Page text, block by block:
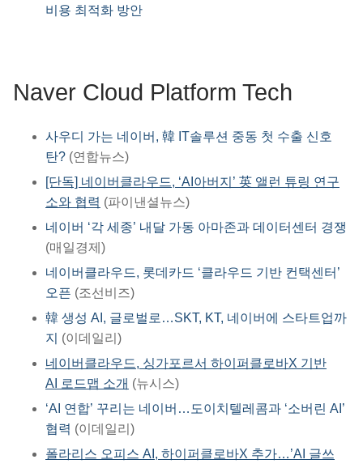
비용 최적화 방안
Naver Cloud Platform Tech
사우디 가는 네이버, 韓 IT솔루션 중동 첫 수출 신호
탄? (연합뉴스)
[단독] 네이버클라우드, ‘AI아버지’ 英 앨런 튜링 연구
소와 협력 (파이낸셜뉴스)
네이버 ‘각 세종’ 내달 가동 아마존과 데이터센터 경쟁
(매일경제)
네이버클라우드, 롯데카드 ‘클라우드 기반 컨택센터’
오픈 (조선비즈)
韓 생성 AI, 글로벌로…SKT, KT, 네이버에 스타트업까
지
(이데일리)
네이버클라우드, 싱가포르서 하이퍼클로바X 기반
AI 로드맵 소개 (뉴시스)
‘AI 연합’ 꾸리는 네이버…도이치텔레콤과 ‘소버린 AI’
협력 (이데일리)
폴라리스 오피스 AI, 하이퍼클로바X 추가…’AI 글쓰